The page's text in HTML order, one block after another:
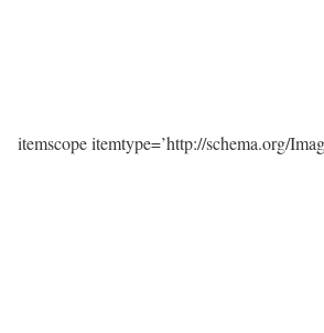
itemscope itemtype=’http://schema.org/